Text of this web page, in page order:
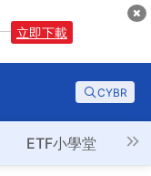
立即下載
CYBR
ETF小學堂